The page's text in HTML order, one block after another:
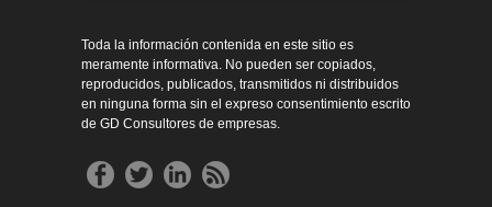
Toda la información contenida en este sitio es
meramente informativa. No pueden ser copiados,
reproducidos, publicados, transmitidos ni distribuidos
en ninguna forma sin el expreso consentimiento escrito
de GD Consultores de empresas.